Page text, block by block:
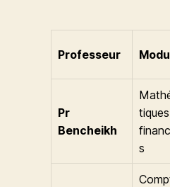
Professeur
Pr
Bencheikh
tiques
s